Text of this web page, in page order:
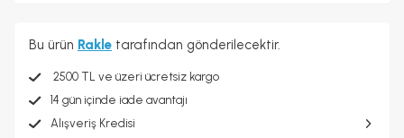
Bu ürün Rakle tarafından gönderilecektir.
2500 TL ve üzeri ücretsiz kargo
14 gün içinde iade avantajı
Alışveriş Kredisi